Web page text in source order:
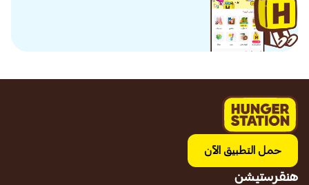
حمل التطبيق الآن
هنقرستيشن